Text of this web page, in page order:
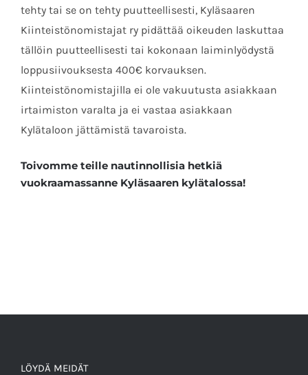
tehty tai se on tehty puutteellisesti, Kyläsaaren
Kiinteistönomistajat ry pidättää oikeuden laskuttaa
tällöin puutteellisesti tai kokonaan laiminlyödystä
loppusiivouksesta 400€ korvauksen.
Kiinteistönomistajilla ei ole vakuutusta asiakkaan
irtaimiston varalta ja ei vastaa asiakkaan
Kylätaloon jättämistä tavaroista.
Toivomme teille nautinnollisia hetkiä
vuokraamassanne Kyläsaaren kylätalossa!
LÖYDÄ MEIDÄT